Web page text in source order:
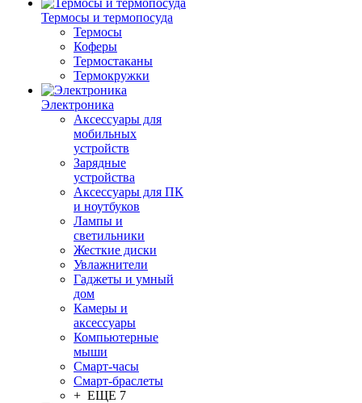
Термосы и термопосуда
Термосы
Коферы
Термостаканы
Термокружки
Электроника
Аксессуары для
мобильных
устройств
Зарядные
устройства
Аксессуары для ПК
и ноутбуков
Лампы и
светильники
Жесткие диски
Увлажнители
Гаджеты и умный
дом
Камеры и
аксессуары
Компьютерные
мыши
Смарт-часы
Смарт-браслеты
+ ЕЩЕ 7